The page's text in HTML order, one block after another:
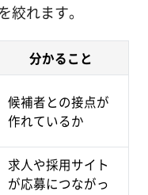
絞れます。
分かること
候補者との接点が
作れているか
求人や採用サイト
が応募につながっ